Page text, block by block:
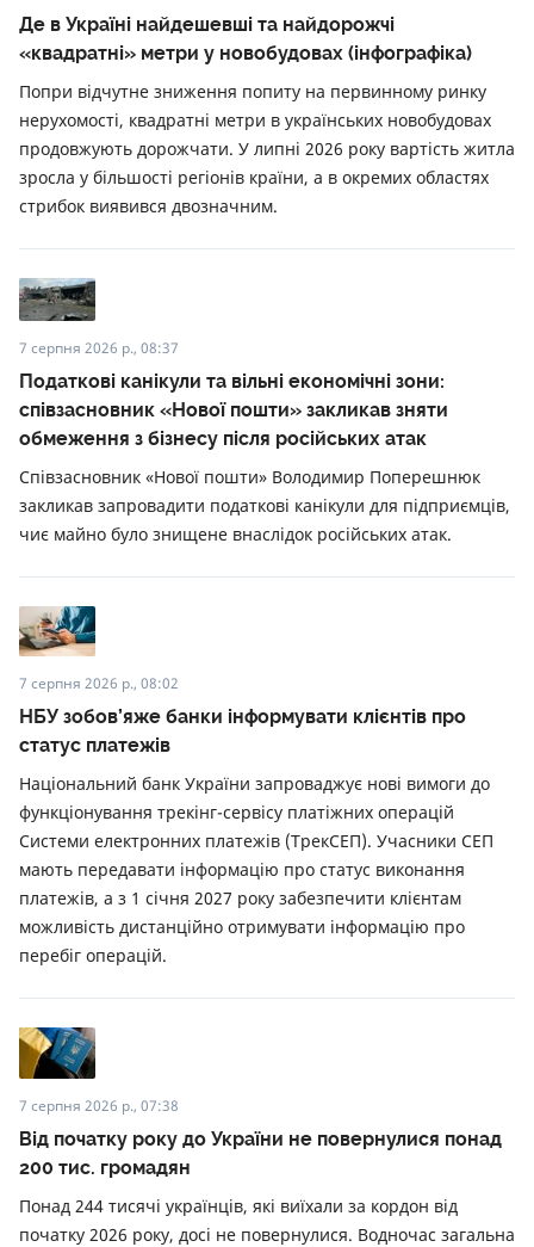
Де в Україні найдешевші та найдорожчі
«квадратні» метри у новобудовах (інфографіка)
Попри відчутне зниження попиту на первинному ринку
нерухомості, квадратні метри в українських новобудовах
продовжують дорожчати. У липні 2026 року вартість житла
зросла у більшості регіонів країни, а в окремих областях
стрибок виявився двозначним.
7 серпня 2026 р., 08:37
Податкові канікули та вільні економічні зони:
співзасновник «Нової пошти» закликав зняти
обмеження з бізнесу після російських атак
Співзасновник «Нової пошти» Володимир Поперешнюк
закликав запровадити податкові канікули для підприємців,
чиє майно було знищене внаслідок російських атак.
7 серпня 2026 р., 08:02
НБУ зобов’яже банки інформувати клієнтів про
статус платежів
Національний банк України запроваджує нові вимоги до
функціонування трекінг-сервісу платіжних операцій
Системи електронних платежів (ТрекСЕП). Учасники СЕП
мають передавати інформацію про статус виконання
платежів, а з 1 січня 2027 року забезпечити клієнтам
можливість дистанційно отримувати інформацію про
перебіг операцій.
7 серпня 2026 р., 07:38
Від початку року до України не повернулися понад
200 тис. громадян
Понад 244 тисячі українців, які виїхали за кордон від
початку 2026 року, досі не повернулися. Водночас загальна